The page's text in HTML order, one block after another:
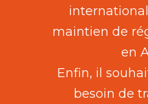
maintien de
en
Enfin, il
besoin de